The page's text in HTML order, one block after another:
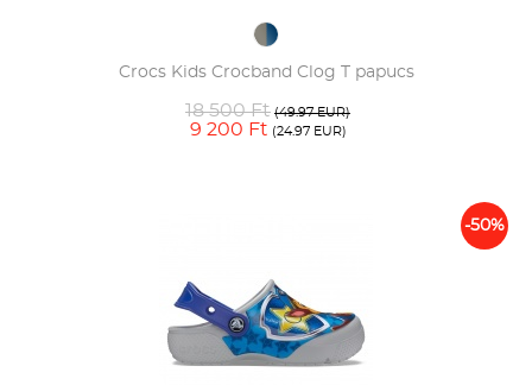
Crocs Kids Crocband Clog T papucs
18 500 Ft (49.97 EUR)
9 200 Ft (24.97 EUR)
-50%